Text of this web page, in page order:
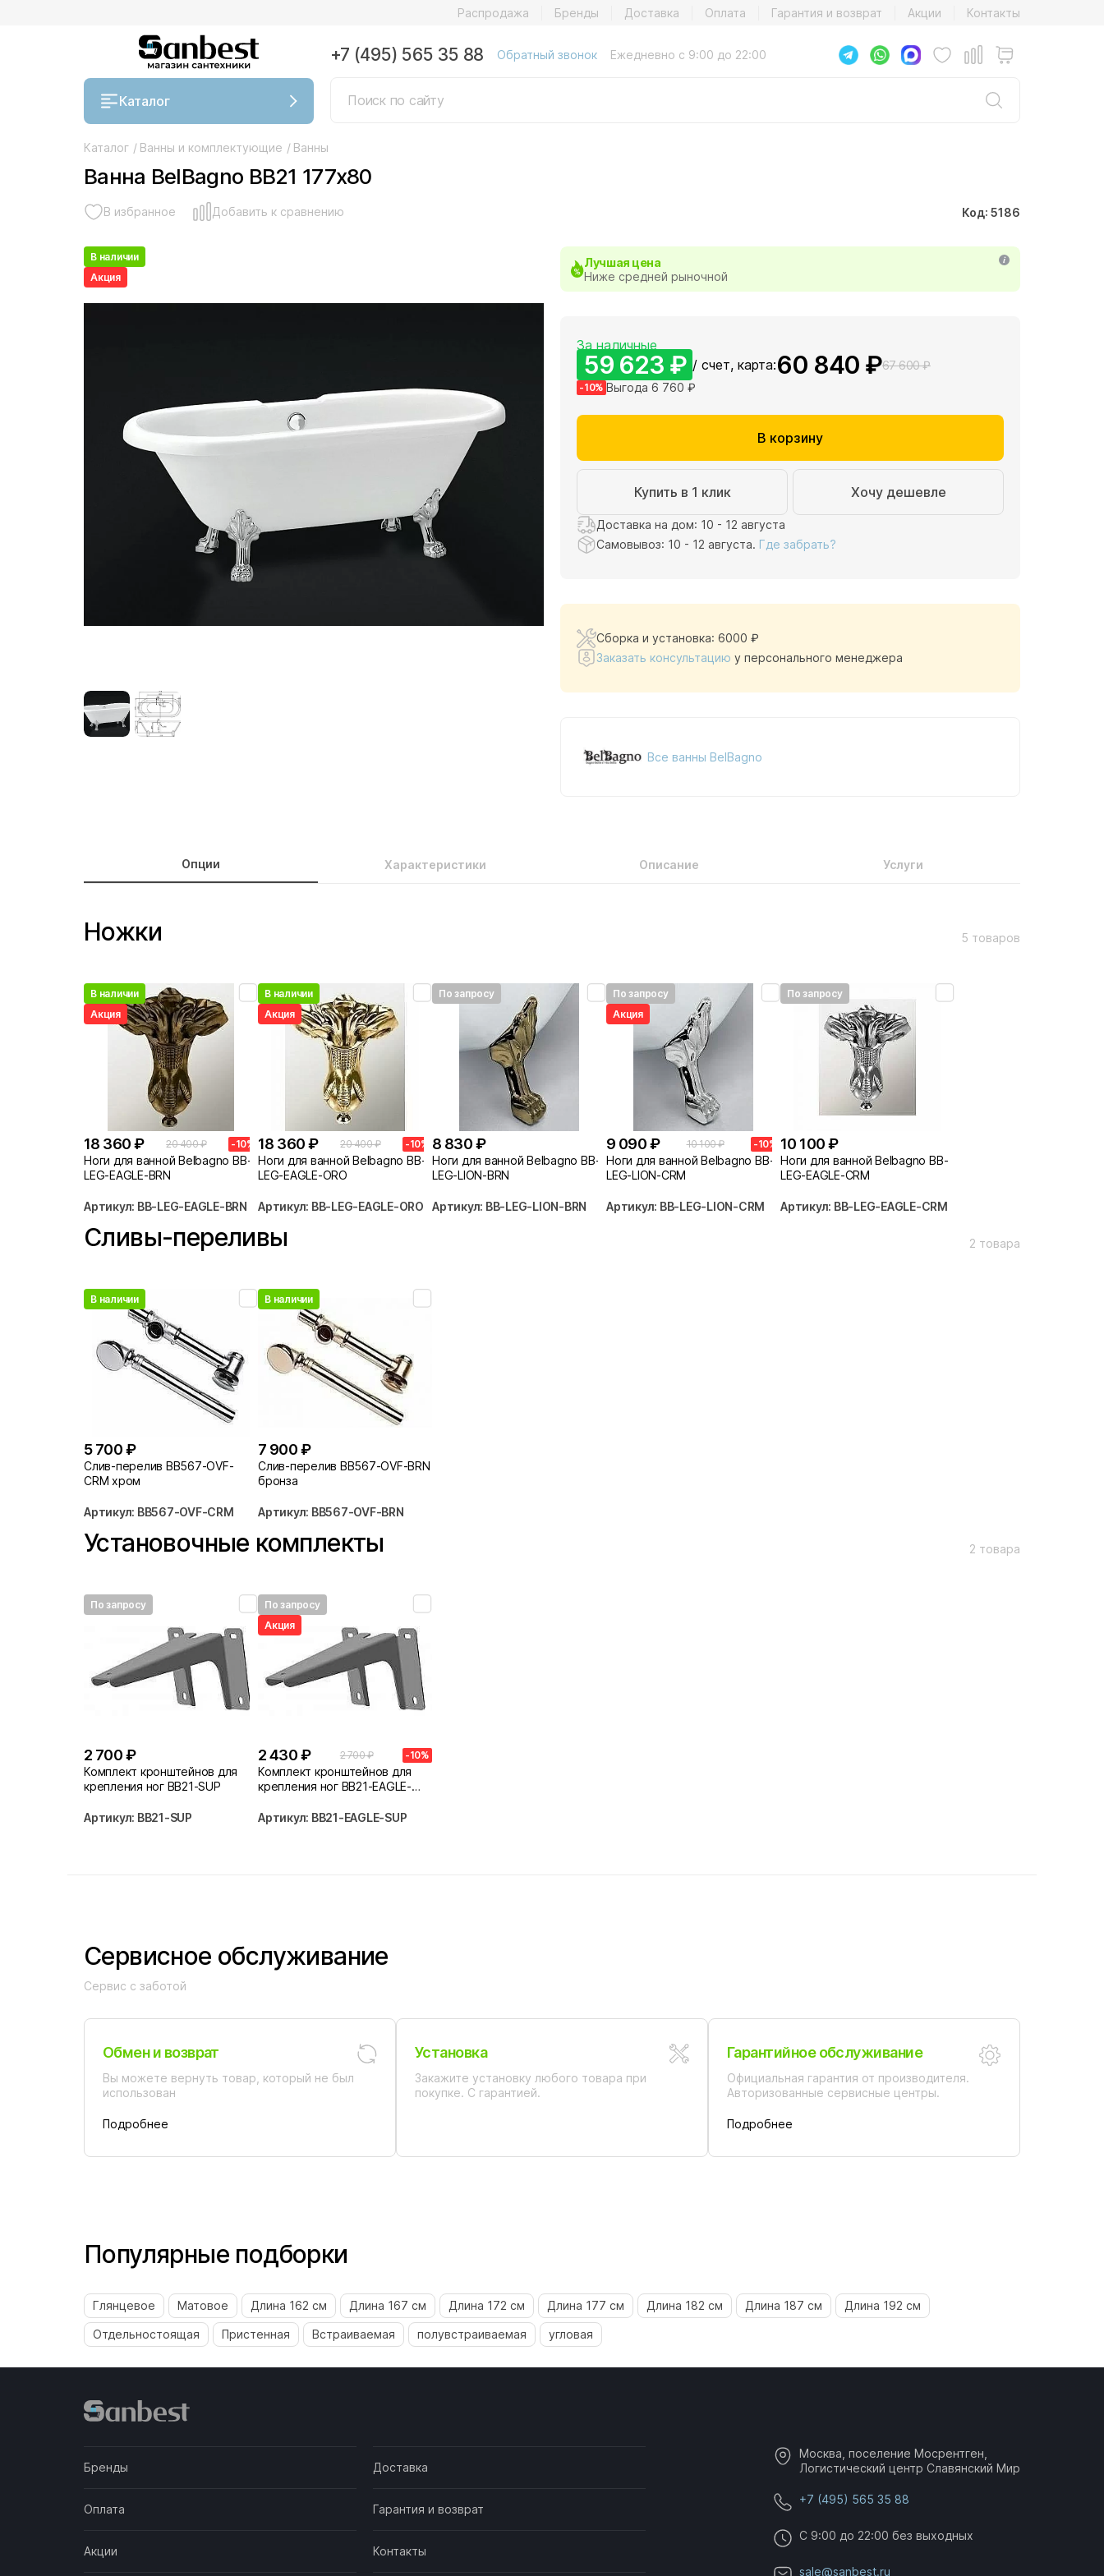
Распродажа Бренды Доставка Оплата Гарантия и возврат Акции Контакты
Каталог
+7 (495) 565 35 88 Обратный звонок Ежедневно с 9:00 до 22:00
Каталог / Ванны и комплектующие / Ванны
Ванна BelBagno BB21 177х80
В избранное Добавить к сравнению Код: 5186
В наличии
Акция
Лучшая цена
Ниже средней рыночной
За наличные
59 623 ₽ / счет, карта:60 840 ₽67 600 ₽
-10% Выгода 6 760 ₽
В корзину
Купить в 1 клик Хочу дешевле
Доставка на дом: 10 - 12 августа
Самовывоз: 10 - 12 августа. Где забрать?
Сборка и установка: 6000 ₽
Заказать консультацию у персонального менеджера
Все ванны BelBagno
Опции Характеристики Описание Услуги
Ножки 5 товаров
В наличии
Акция
18 360 ₽ 20 400 ₽ -10%
Ноги для ванной Belbagno BB-
LEG-EAGLE-BRN
Артикул: BB-LEG-EAGLE-BRN
В наличии
Акция
18 360 ₽ 20 400 ₽ -10%
Ноги для ванной Belbagno BB-
LEG-EAGLE-ORO
Артикул: BB-LEG-EAGLE-ORO
По запросу
8 830 ₽
Ноги для ванной Belbagno BB-
LEG-LION-BRN
Артикул: BB-LEG-LION-BRN
По запросу
Акция
9 090 ₽ 10 100 ₽ -10%
Ноги для ванной Belbagno BB-
LEG-LION-CRM
Артикул: BB-LEG-LION-CRM
По запросу
10 100 ₽
Ноги для ванной Belbagno BB-
LEG-EAGLE-CRM
Артикул: BB-LEG-EAGLE-CRM
Сливы-переливы 2 товара
В наличии
5 700 ₽
Слив-перелив BB567-OVF-
CRM хром
Артикул: BB567-OVF-CRM
В наличии
7 900 ₽
Слив-перелив BB567-OVF-BRN
бронза
Артикул: BB567-OVF-BRN
Установочные комплекты 2 товара
По запросу
2 700 ₽
Комплект кронштейнов для
крепления ног BB21-SUP
Артикул: BB21-SUP
По запросу
Акция
2 430 ₽ 2 700 ₽ -10%
Комплект кронштейнов для
крепления ног BB21-EAGLE-
Артикул: BB21-EAGLE-SUP
Сервисное обслуживание
Сервис с заботой
Обмен и возврат
Вы можете вернуть товар, который не был
использован
Подробнее
Установка
Закажите установку любого товара при
покупке. С гарантией.
Гарантийное обслуживание
Официальная гарантия от производителя.
Авторизованные сервисные центры.
Подробнее
Популярные подборки
Глянцевое Матовое Длина 162 см Длина 167 см Длина 172 см Длина 177 см Длина 182 см Длина 187 см Длина 192 см
Отдельностоящая Пристенная Встраиваемая полувстраиваемая угловая
Бренды Доставка
Оплата Гарантия и возврат
Акции Контакты
Москва, поселение Мосрентген,
Логистический центр Славянский Мир
+7 (495) 565 35 88
C 9:00 до 22:00 без выходных
sale@sanbest.ru